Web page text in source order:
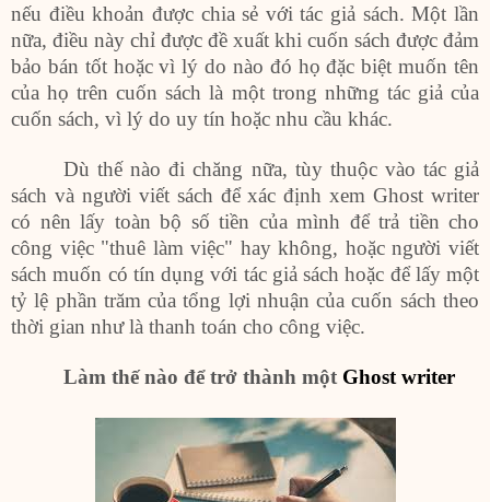
nếu điều khoản được chia sẻ với tác giả sách. Một lần
nữa, điều này chỉ được đề xuất khi cuốn sách được đảm
bảo bán tốt hoặc vì lý do nào đó họ đặc biệt muốn tên
của họ trên cuốn sách là một trong những tác giả của
cuốn sách, vì lý do uy tín hoặc nhu cầu khác.
Dù thế nào đi chăng nữa, tùy thuộc vào tác giả
sách và người viết sách để xác định xem Ghost writer
có nên lấy toàn bộ số tiền của mình để trả tiền cho
công việc "thuê làm việc" hay không, hoặc người viết
sách muốn có tín dụng với tác giả sách hoặc để lấy một
tỷ lệ phần trăm của tổng lợi nhuận của cuốn sách theo
thời gian như là thanh toán cho công việc.
Làm thế nào để trở thành một Ghost writer